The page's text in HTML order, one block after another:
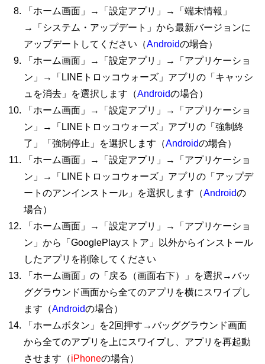
「ホーム画面」→「設定アプリ」→「端末情報」
→「システム・アップデート」から最新バージョンに
アップデートしてください（Androidの場合）
「ホーム画面」→「設定アプリ」→「アプリケーショ
ン」→「LINEトロッコウォーズ」アプリの「キャッシ
ュを消去」を選択します（Androidの場合）
「ホーム画面」→「設定アプリ」→「アプリケーショ
ン」→「LINEトロッコウォーズ」アプリの「強制終
了」「強制停止」を選択します（Androidの場合）
「ホーム画面」→「設定アプリ」→「アプリケーショ
ン」→「LINEトロッコウォーズ」アプリの「アップデ
ートのアンインストール」を選択します（Androidの
場合）
「ホーム画面」→「設定アプリ」→「アプリケーショ
ン」から「GooglePlayストア」以外からインストール
したアプリを削除してください
「ホーム画面」の「戻る（画面右下）」を選択→バッ
ググラウンド画面から全てのアプリを横にスワイプし
ます（Androidの場合）
「ホームボタン」を2回押す→バッググラウンド画面
から全てのアプリを上にスワイプし、アプリを再起動
させます（iPhoneの場合）